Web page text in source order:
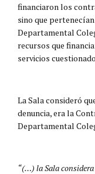
financiaron los
sino que
Departamental
recursos que
servicios
La Sala consideró
denuncia, era la
Departamental
“(…) la Sala